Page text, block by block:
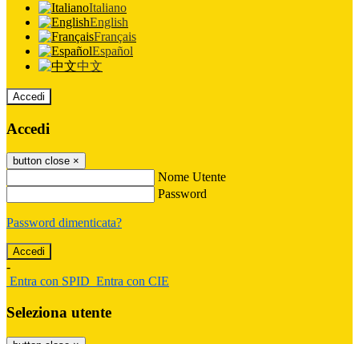
Italiano
English
Français
Español
中文
Accedi
Accedi
button close ×
Nome Utente
Password
Password dimenticata?
-
Entra con SPID Entra con CIE
Seleziona utente